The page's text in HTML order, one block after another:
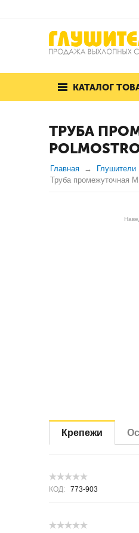
КАТАЛОГ
ТРУБА
Главная Глушители
Труба промежуточная
Крепежи
КОД: 773-903